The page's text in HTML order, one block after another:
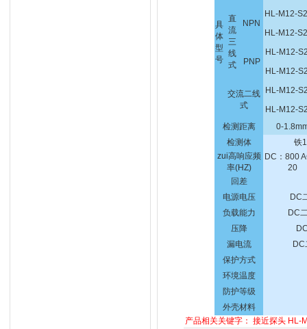
具
体
型
号
直
流
三
线
式
NPN
HL-M12-
HL-M12-
PNP
HL-M12-
HL-M12-
交流二线
式
HL-M12-
HL-M12-
检测距离
0-
检测体
铁
zui高响应频
率(HZ)
DC：800
20
回差
电源电压
DC
负载能力
DC
压降
漏电流
保护方式
环境温度
防护等级
外壳材料
产品相关关键字： 接近探头 HL-